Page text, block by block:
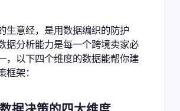
生意经，是用数据编织的防护
据分析能力是每一个跨境卖家必
，以下四个维度的数据能帮你建
框架：